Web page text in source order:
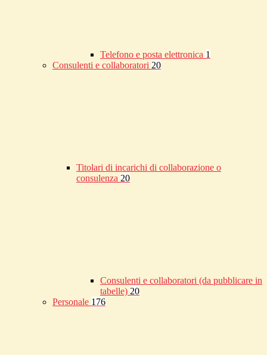
Telefono e posta elettronica 1
Consulenti e collaboratori 20
Titolari di incarichi di collaborazione o
consulenza 20
Consulenti e collaboratori (da pubblicare in
tabelle) 20
Personale 176